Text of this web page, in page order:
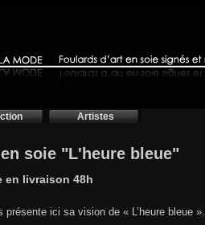
Artistes
soie "L'heure bleue"
en livraison 48h
présente ici sa vision de « L’heure bleue ».